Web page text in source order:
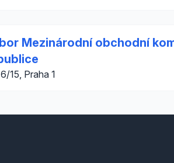
Mezinárodní obchodní
15, Praha 1